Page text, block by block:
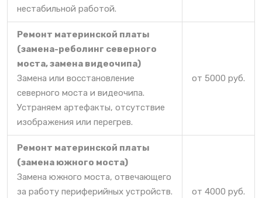
нестабильной работой.
Ремонт материнской платы
(замена-реболинг северного
моста, замена видеочипа)
Замена или восстановление
северного моста и видеочипа.
Устраняем артефакты, отсутствие
изображения или перегрев.
от 5000 руб.
Ремонт материнской платы
(замена южного моста)
Замена южного моста, отвечающего
за работу периферийных устройств.
от 4000 руб.